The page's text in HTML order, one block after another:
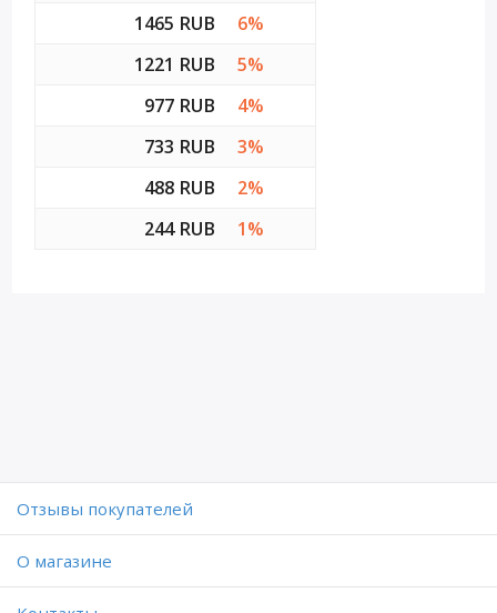
1465 RUB
6%
1221 RUB
5%
977 RUB
4%
733 RUB
3%
488 RUB
2%
244 RUB
1%
Отзывы покупателей
O магазине